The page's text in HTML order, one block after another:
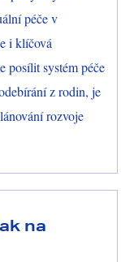
péče v
i klíčová
posílit systém péče
z rodin, je
rozvoje
na